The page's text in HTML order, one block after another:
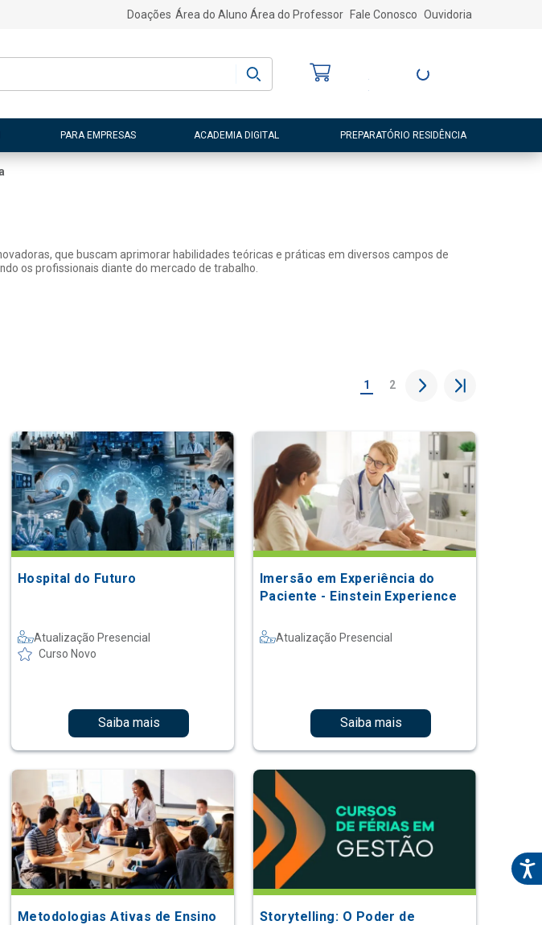
Doações Área do Aluno Área do Professor Fale Conosco Ouvidoria
Entre ou Cadastre-
PARA EMPRESAS ACADEMIA DIGITAL PREPARATÓRIO RESIDÊNCIA
que buscam aprimorar habilidades teóricas e práticas em diversos campos de
os profissionais diante do mercado de trabalho.
1 2
Hospital do Futuro
Atualização Presencial
Curso Novo
Saiba mais
Imersão em Experiência do
Paciente - Einstein Experience
Atualização Presencial
Saiba mais
Metodologias Ativas de Ensino
Storytelling: O Poder de